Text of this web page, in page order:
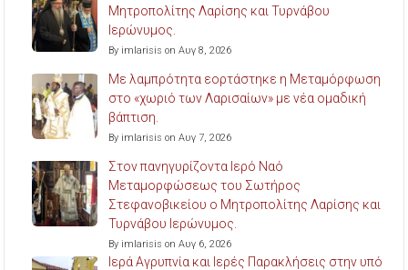
Μητροπολίτης Λαρίσης και Τυρνάβου
Ιερώνυμος.
By imlarisis on Αυγ 8, 2026
Με λαμπρότητα εορτάστηκε η Μεταμόρφωση
στο «χωριό των Λαρισαίων» με νέα ομαδική
βάπτιση.
By imlarisis on Αυγ 7, 2026
Στον πανηγυρίζοντα Ιερό Ναό
Μεταμορφώσεως του Σωτήρος
Στεφανοβικείου ο Μητροπολίτης Λαρίσης και
Τυρνάβου Ιερώνυμος.
By imlarisis on Αυγ 6, 2026
Ιερά Αγρυπνία και Ιερές Παρακλήσεις στην υπό